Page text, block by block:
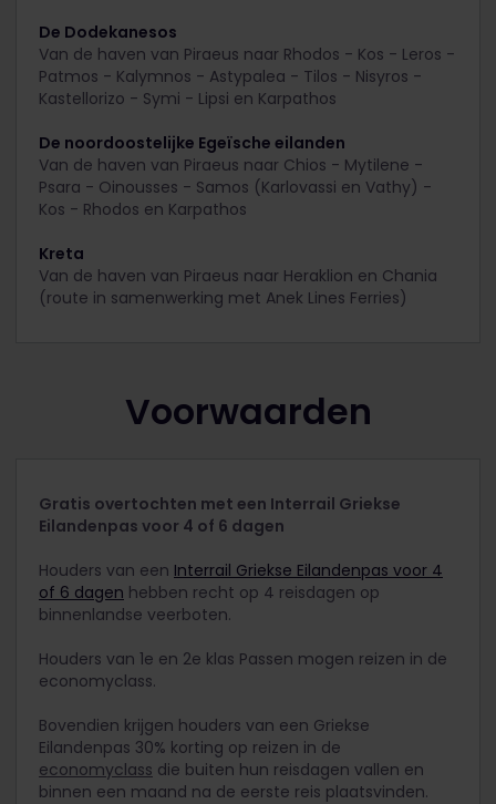
De Dodekanesos
Van de haven van Piraeus naar Rhodos - Kos - Leros -
Patmos - Kalymnos - Astypalea - Tilos - Nisyros -
Kastellorizo - Symi - Lipsi en Karpathos
De noordoostelijke Egeïsche eilanden
Van de haven van Piraeus naar Chios - Mytilene -
Psara - Oinousses - Samos (Karlovassi en Vathy) -
Kos - Rhodos en Karpathos
Kreta
Van de haven van Piraeus naar Heraklion en Chania
(route in samenwerking met Anek Lines Ferries)
Voorwaarden
Gratis overtochten met een Interrail Griekse
Eilandenpas voor 4 of 6 dagen
Houders van een Interrail Griekse Eilandenpas voor 4
of 6 dagen hebben recht op 4 reisdagen op
binnenlandse veerboten.
Houders van 1e en 2e klas Passen mogen reizen in de
economyclass.
Bovendien krijgen houders van een Griekse
Eilandenpas 30% korting op reizen in de
economyclass die buiten hun reisdagen vallen en
binnen een maand na de eerste reis plaatsvinden.